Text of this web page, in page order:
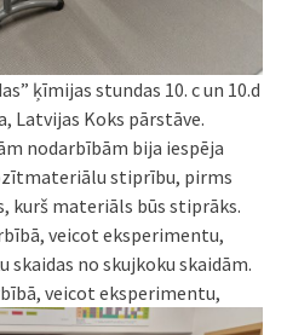
ķīmijas stundas 10. c un 10.d
Latvijas Koks pārstāve.
nodarbībām bija iespēja
stiprību, pirms
kurš materiāls būs stiprāks.
veicot eksperimentu,
no skujkoku skaidām.
veicot eksperimentu,